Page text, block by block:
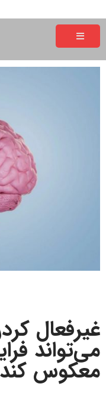
غیرفعال
می‌تواند
معکوس